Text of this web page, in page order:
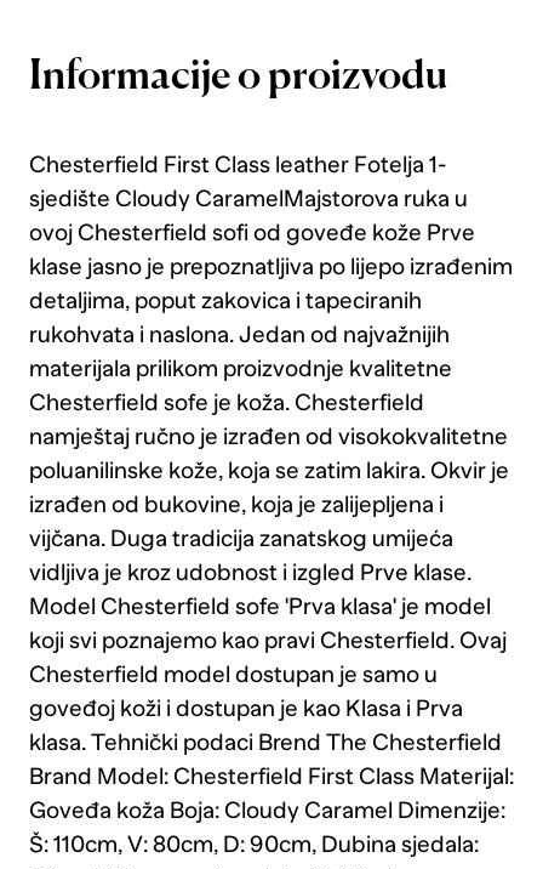
Informacije o proizvodu
Chesterfield First Class leather Fotelja 1-
sjedište Cloudy CaramelMajstorova ruka u
ovoj Chesterfield sofi od goveđe kože Prve
klase jasno je prepoznatljiva po lijepo izrađenim
detaljima, poput zakovica i tapeciranih
rukohvata i naslona. Jedan od najvažnijih
materijala prilikom proizvodnje kvalitetne
Chesterfield sofe je koža. Chesterfield
namještaj ručno je izrađen od visokokvalitetne
poluanilinske kože, koja se zatim lakira. Okvir je
izrađen od bukovine, koja je zalijepljena i
vijčana. Duga tradicija zanatskog umijeća
vidljiva je kroz udobnost i izgled Prve klase.
Model Chesterfield sofe 'Prva klasa' je model
koji svi poznajemo kao pravi Chesterfield. Ovaj
Chesterfield model dostupan je samo u
goveđoj koži i dostupan je kao Klasa i Prva
klasa. Tehnički podaci Brend The Chesterfield
Brand Model: Chesterfield First Class Materijal:
Goveđa koža Boja: Cloudy Caramel Dimenzije:
Š: 110cm, V: 80cm, D: 90cm, Dubina sjedala: